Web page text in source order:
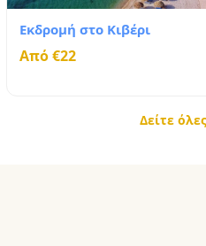
Εκδρομή στο Κιβέρι
Από €22
Δείτε